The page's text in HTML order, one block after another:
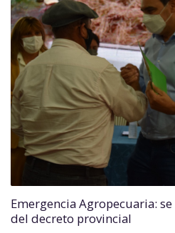
Emergencia Agropecuaria:
del decreto provincial